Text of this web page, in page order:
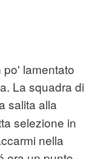
po' lamentato
La squadra di
salita alla
selezione in
nella